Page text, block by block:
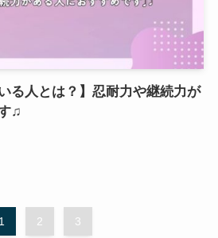
る人とは？】忍耐力や継続力が
♫
1 2 3